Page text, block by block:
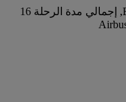
رقم الرحلة 904 يتم التشغيل من قبل EK, إجمالي مدة الرحلة 16